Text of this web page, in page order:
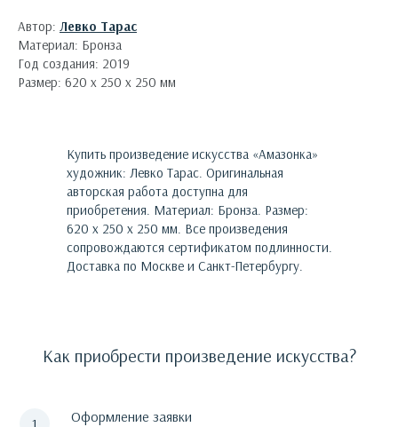
Автор: Левко Тарас
Материал: Бронза
Год создания: 2019
Размер: 620 х 250 х 250 мм
Купить произведение искусства «Амазонка»
художник: Левко Тарас. Оригинальная
авторская работа доступна для
приобретения. Материал: Бронза. Размер:
620 х 250 х 250 мм. Все произведения
сопровождаются сертификатом подлинности.
Доставка по Москве и Санкт-Петербургу.
Как приобрести произведение искусства?
Оформление заявки